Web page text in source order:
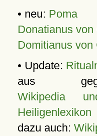
• neu: Poma
Donatianus von
Domitianus von
• Update:
aus
Wikipedia
Heiligenlexikon
dazu auch: